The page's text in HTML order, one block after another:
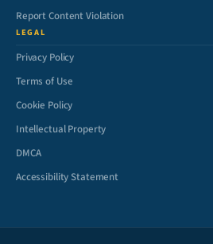
Report Content Violation
LEGAL
Privacy Policy
Terms of Use
Cookie Policy
Intellectual Property
DMCA
Accessibility Statement